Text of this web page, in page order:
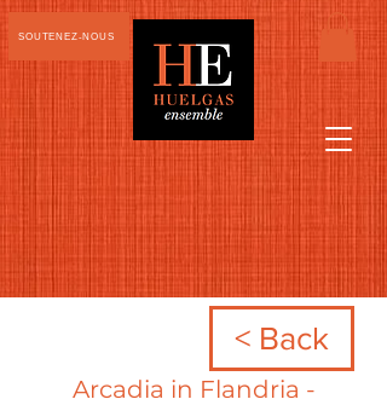
SOUTENEZ-NOUS
< Back
Arcadia in Flandria -